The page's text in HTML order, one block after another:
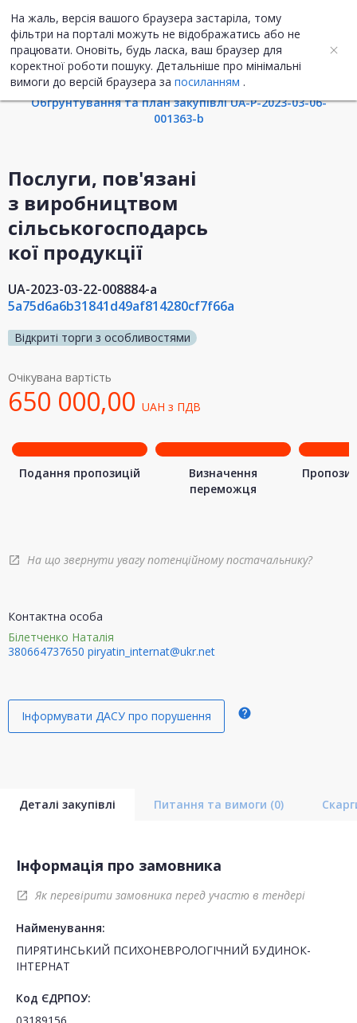
На жаль, версія вашого браузера застаріла, тому
фільтри на порталі можуть не відображатись або не
працювати. Оновіть, будь ласка, ваш браузер для
коректної роботи пошуку. Детальніше про мінімальні
вимоги до версій браузера за посиланням .
UA ENG
Інформація про закупівлю
Обгрунтування та план закупівлі UA-P-2023-03-06-
001363-b
Послуги, пов'язані
з виробництвом
сільськогосподарсь
кої продукції
UA-2023-03-22-008884-a
5a75d6a6b31841d49af814280cf7f66a
Відкриті торги з особливостями
Очікувана вартість
650 000,00 UAH з ПДВ
Подання пропозицій
Визначення
переможця
open_in_new На що звернути увагу потенційному постачальнику?
Контактна особа
Білетченко Наталія
380664737650 piryatin_internat@ukr.net
Інформувати ДАСУ про порушення help
Деталі закупівлі Питання та вимоги (0)
Інформація про замовника
open_in_new Як перевірити замовника перед участю в тендері
Найменування:
ПИРЯТИНСЬКИЙ ПСИХОНЕВРОЛОГІЧНИЙ БУДИНОК-
ІНТЕРНАТ
Код ЄДРПОУ: